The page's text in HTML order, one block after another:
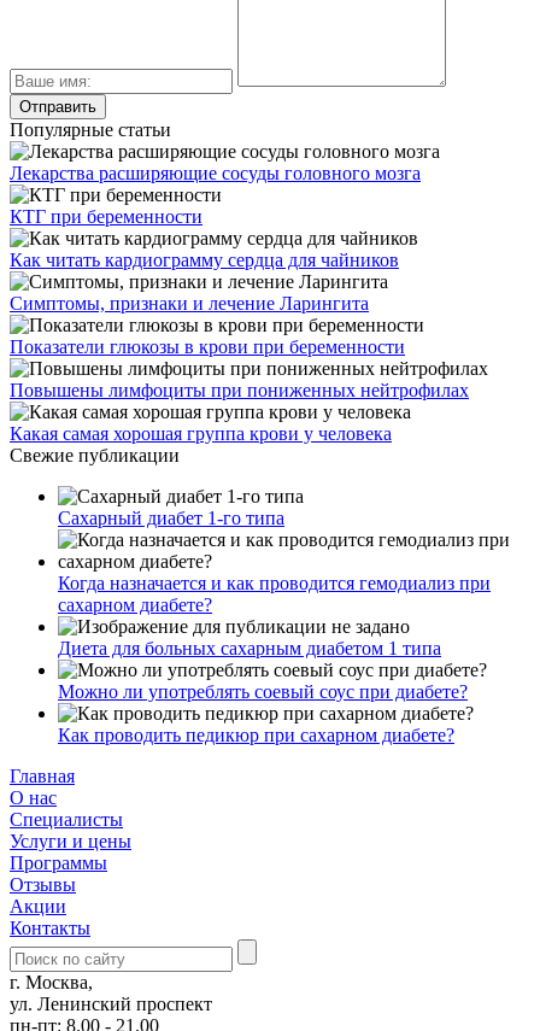
Популярные статьи
Лекарства расширяющие сосуды головного мозга
КТГ при беременности
Как читать кардиограмму сердца для чайников
Симптомы, признаки и лечение Ларингита
Показатели глюкозы в крови при беременности
Повышены лимфоциты при пониженных нейтрофилах
Какая самая хорошая группа крови у человека
Свежие публикации
Сахарный диабет 1-го типа
Когда назначается и как проводится гемодиализ при
сахарном диабете?
Диета для больных сахарным диабетом 1 типа
Можно ли употреблять соевый соус при диабете?
Как проводить педикюр при сахарном диабете?
Главная
О нас
Cпециалисты
Услуги и цены
Программы
Отзывы
Акции
Контакты
г. Москва,
ул. Ленинский проспект
пн-пт: 8.00 - 21.00